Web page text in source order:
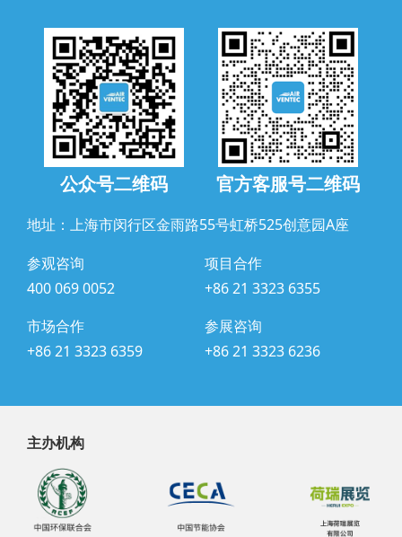
公众号二维码 官方客服号二维码
地址：上海市闵行区金雨路55号虹桥525创意园A座
参观咨询
400 069 0052
项目合作
+86 21 3323 6355
市场合作
+86 21 3323 6359
参展咨询
+86 21 3323 6236
主办机构